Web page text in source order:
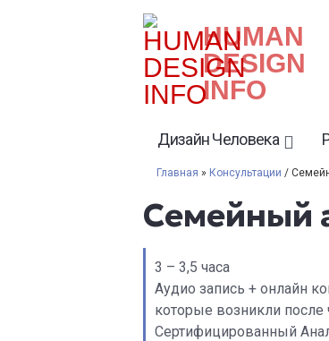
HUMAN
DESIGN
INFO
Дизайн Человека
Главная » Консультации /
Семейный
3 – 3,5 часа
Аудио запись + онлайн
которые возникли после
Сертифицированный